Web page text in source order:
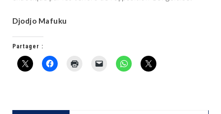
Djodjo Mafuku
Partager :